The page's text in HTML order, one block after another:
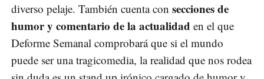
diverso pelaje. También cuenta con secciones de
humor y comentario de la actualidad en el que
Deforme Semanal comprobará que si el mundo
puede ser una tragicomedia, la realidad que nos rodea